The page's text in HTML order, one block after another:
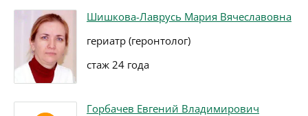
Шишкова-Лаврусь Мария Вячеславовна
гериатр (геронтолог)
стаж 24 года
Горбачев Евгений Владимирович